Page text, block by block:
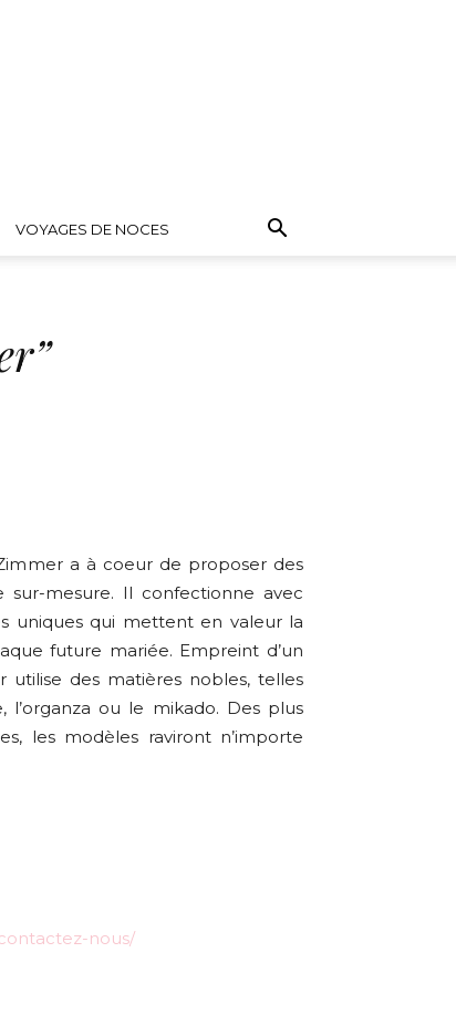
VOYAGES DE NOCES
a à coeur de proposer des
mesure. Il confectionne avec
uniques qui mettent en valeur la
future mariée. Empreint d’un
utilise des matières nobles, telles
l’organza ou le mikado. Des plus
les modèles raviront n’importe
nous/